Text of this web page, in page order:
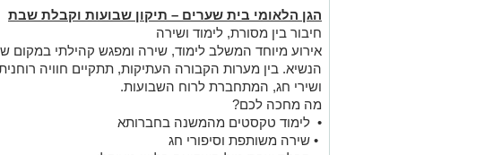
הגן הלאומי בית שערים – תיקון שבועות וקבלת שבת
חיבור בין מסורת, לימוד ושירה
אירוע מיוחד המשלב לימוד, שירה ומפגש קהילתי במקום
הנשיא. בין מערות הקבורה העתיקות, תתקיים חוויה
ושירי חג, המתחברת לרוח השבועות.
מה מחכה לכם?
• לימוד טקסטים מהמשנה בחברותא
• שירה משותפת וסיפורי חג